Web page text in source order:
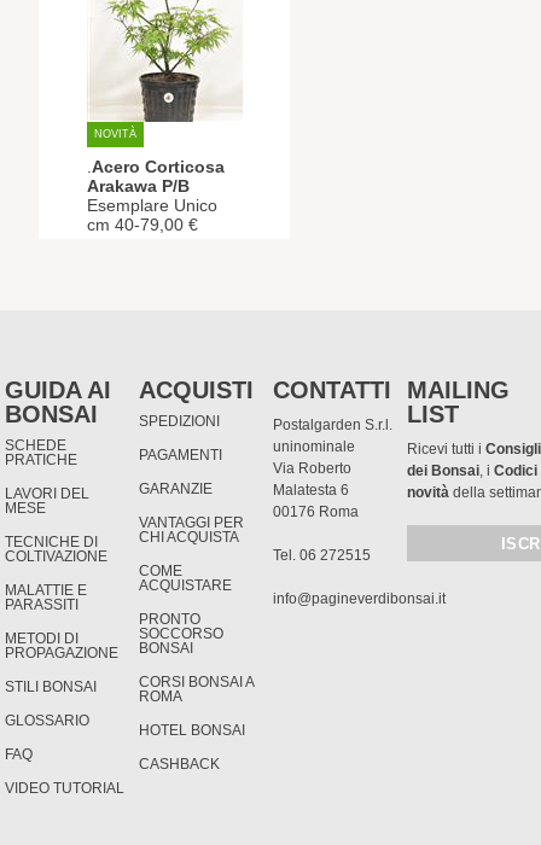
NOVITÀ
Acero Corticosa
Arakawa P/B
Esemplare Unico
cm 40-79,00 €
GUIDA AI
BONSAI
SCHEDE
PRATICHE
LAVORI DEL
MESE
TECNICHE DI
COLTIVAZIONE
MALATTIE E
PARASSITI
METODI DI
PROPAGAZIONE
STILI BONSAI
GLOSSARIO
FAQ
VIDEO TUTORIAL
ACQUISTI
SPEDIZIONI
PAGAMENTI
GARANZIE
VANTAGGI PER
CHI ACQUISTA
COME
ACQUISTARE
PRONTO
SOCCORSO
BONSAI
CORSI BONSAI A
ROMA
HOTEL BONSAI
CASHBACK
CONTATTI
Postalgarden S.r.l.
uninominale
Via Roberto
Malatesta 6
00176 Roma
Tel. 06 272515
info@pagineverdibonsai.it
MAILING
LIST
Ricevi tutti i
dei Bonsai, iCodici
novità della